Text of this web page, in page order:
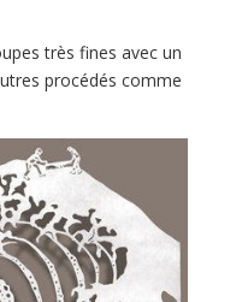
très fines avec un
procédés comme